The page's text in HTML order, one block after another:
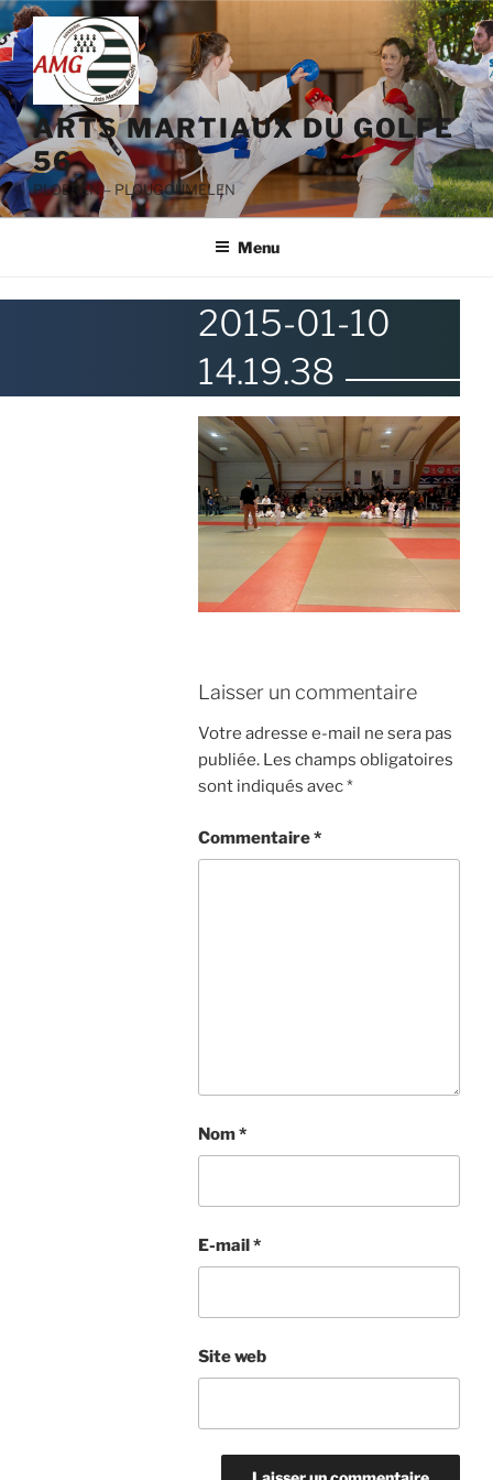
Aller
au
contenu
principal
ARTS MARTIAUX DU GOLFE
56
PLOEREN – PLOUGOUMELEN
Menu
2015-01-10
14.19.38
Laisser un commentaire
Votre adresse e-mail ne sera pas
publiée. Les champs obligatoires
sont indiqués avec*
Commentaire*
Nom*
E-mail*
Site web